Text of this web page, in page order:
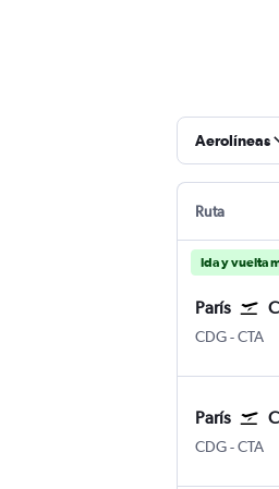
Aerolíneas
Ruta
Ida y vuelta
París
CDG-CTA
París
CDG-CTA